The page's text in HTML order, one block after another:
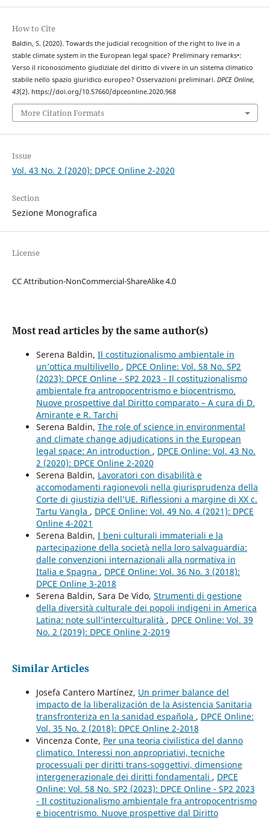
How to Cite
Baldin, S. (2020). Towards the judicial recognition of the right to live in a
stable climate system in the European legal space? Preliminary remarks•:
Verso il riconoscimento giudiziale del diritto di vivere in un sistema climatico
stabile nello spazio giuridico europeo? Osservazioni preliminari. DPCE Online,
43(2). https://doi.org/10.57660/dpceonline.2020.968
More Citation Formats
Issue
Vol. 43 No. 2 (2020): DPCE Online 2-2020
Section
Sezione Monografica
License
CC Attribution-NonCommercial-ShareAlike 4.0
Most read articles by the same author(s)
Serena Baldin, Il costituzionalismo ambientale in
un’ottica multilivello , DPCE Online: Vol. 58 No. SP2
(2023): DPCE Online - SP2 2023 - Il costituzionalismo
ambientale fra antropocentrismo e biocentrismo.
Nuove prospettive dal Diritto comparato – A cura di D.
Amirante e R. Tarchi
Serena Baldin, The role of science in environmental
and climate change adjudications in the European
legal space: An introduction , DPCE Online: Vol. 43 No.
2 (2020): DPCE Online 2-2020
Serena Baldin, Lavoratori con disabilità e
accomodamenti ragionevoli nella giurisprudenza della
Corte di giustizia dell’UE. Riflessioni a margine di XX c.
Tartu Vangla , DPCE Online: Vol. 49 No. 4 (2021): DPCE
Online 4-2021
Serena Baldin, I beni culturali immateriali e la
partecipazione della società nella loro salvaguardia:
dalle convenzioni internazionali alla normativa in
Italia e Spagna , DPCE Online: Vol. 36 No. 3 (2018):
DPCE Online 3-2018
Serena Baldin, Sara De Vido, Strumenti di gestione
della diversità culturale dei popoli indigeni in America
Latina: note sull’interculturalità , DPCE Online: Vol. 39
No. 2 (2019): DPCE Online 2-2019
Similar Articles
Josefa Cantero Martínez, Un primer balance del
impacto de la liberalización de la Asistencia Sanitaria
transfronteriza en la sanidad española , DPCE Online:
Vol. 35 No. 2 (2018): DPCE Online 2-2018
Vincenza Conte, Per una teoria civilistica del danno
climatico. Interessi non appropriativi, tecniche
processuali per diritti trans-soggettivi, dimensione
intergenerazionale dei diritti fondamentali , DPCE
Online: Vol. 58 No. SP2 (2023): DPCE Online - SP2 2023
- Il costituzionalismo ambientale fra antropocentrismo
e biocentrismo. Nuove prospettive dal Diritto